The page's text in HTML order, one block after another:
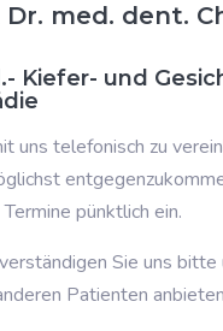
Dr. med. dent.
Kiefer- und
uns telefonisch zu
pünktlich ein.
Sie uns
Patienten